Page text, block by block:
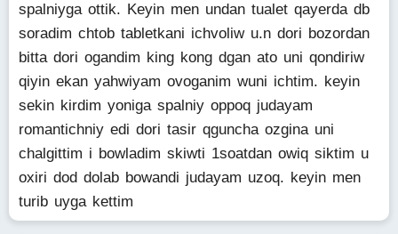
spalniyga ottik. Keyin men undan tualet qayerda db
soradim chtob tabletkani ichvoliw u.n dori bozordan
bitta dori ogandim king kong dgan ato uni qondiriw
qiyin ekan yahwiyam ovoganim wuni ichtim. keyin
sekin kirdim yoniga spalniy oppoq judayam
romantichniy edi dori tasir qguncha ozgina uni
chalgittim i bowladim skiwti 1soatdan owiq siktim u
oxiri dod dolab bowandi judayam uzoq. keyin men
turib uyga kettim